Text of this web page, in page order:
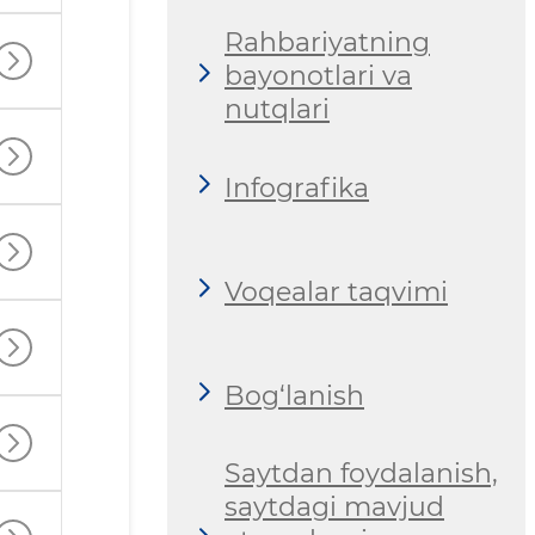
Rahbariyatning
bayonotlari va
nutqlari
Infografika
Voqealar taqvimi
Bog‘lanish
Saytdan foydalanish,
saytdagi mavjud